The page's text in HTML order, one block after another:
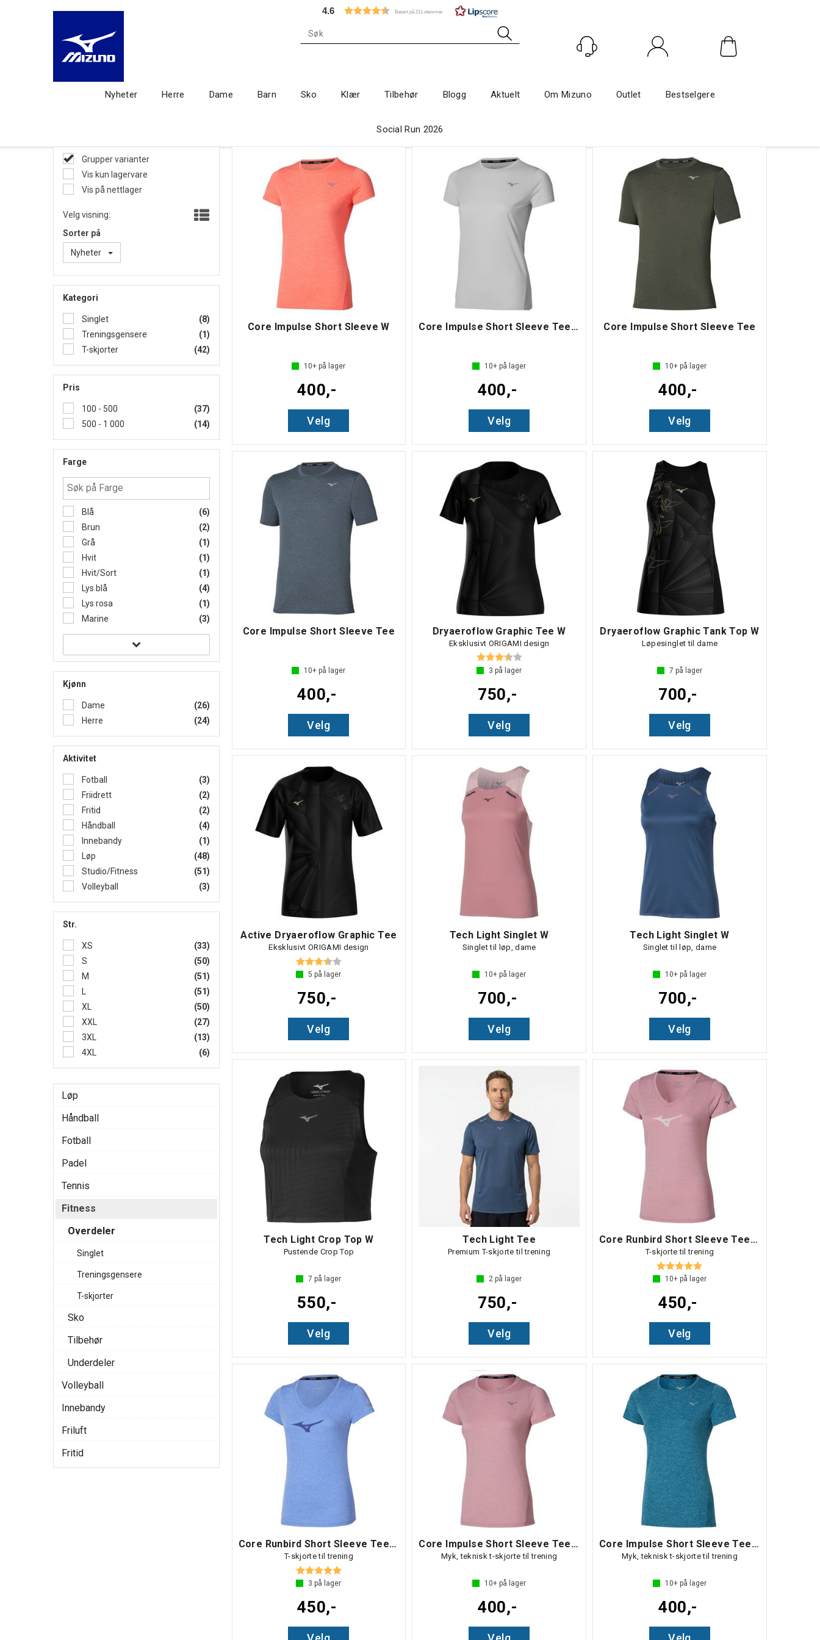
4.6 Basert på 211 stemmer
Nyheter Herre Dame Barn Sko Klær Tilbehør Blogg Aktuelt Om Mizuno Outlet Bestselgere
Social Run 2026
Grupper varianter
Vis kun lagervare
Vis på nettlager
Velg visning:
Sorter på
Nyheter
Kategori
Singlet
(8)
Treningsgensere
(1)
T-skjorter
(42)
Pris
100 - 500
(37)
500 - 1 000
(14)
Farge
Blå
(6)
Brun
(2)
Grå
(1)
Hvit
(1)
Hvit/Sort
(1)
Lys blå
(4)
Lys rosa
(1)
Marine
(3)
Kjønn
Dame
(26)
Herre
(24)
Aktivitet
Fotball
(3)
Friidrett
(2)
Fritid
(2)
Håndball
(4)
Innebandy
(1)
Løp
(48)
Studio/Fitness
(51)
Volleyball
(3)
Str.
XS
(33)
S
(50)
M
(51)
(51)
XL
(50)
XXL
(27)
3XL
(13)
4XL
(6)
Løp
Håndball
Fotball
Padel
Tennis
Fitness
Overdeler
Singlet
Treningsgensere
T-skjorter
Sko
Tilbehør
Underdeler
Volleyball
Innebandy
Friluft
Fritid
Core Impulse Short Sleeve W
10+ på lager
400,-
Velg
Core Impulse Short Sleeve Tee W
10+ på lager
400,-
Velg
Core Impulse Short Sleeve Tee
10+på lager
400,-
Velg
Core Impulse Short Sleeve Tee
10+ på lager
400,-
Velg
Dryaeroflow Graphic Tee W
Eksklusivt ORIGAMI design
Karakter: 3.7 av 5 mulige
3 på lager
750,-
Velg
Dryaeroflow Graphic Tank Top W
Løpesinglet til dame
7 på lager
700,-
Velg
Active Dryaeroflow Graphic Tee
Eksklusivt ORIGAMI design
Karakter: 3.7 av 5 mulige
5 på lager
750,-
Velg
Tech Light Singlet W
Singlet til løp, dame
10+ på lager
700,-
Velg
Tech Light Singlet W
Singlet til løp, dame
10+på lager
700,-
Velg
Tech Light Crop Top W
Pustende Crop Top
7 på lager
550,-
Velg
Tech Light Tee
Premium T-skjorte til trening
2 på lager
750,-
Velg
Core Runbird Short Sleeve Tee W
T-skjorte til trening
Karakter:
10+på lager
450,-
Velg
Core Runbird Short Sleeve Tee W
T-skjorte til trening
Karakter: 5.0 av 5 mulige
3 på lager
450,-
Core Impulse Short Sleeve Tee W
Myk, teknisk t-skjorte til trening
10+ på lager
400,-
Core Impulse Short Sleeve Tee W
Myk, teknisk t-skjorte til trening
10+på lager
400,-